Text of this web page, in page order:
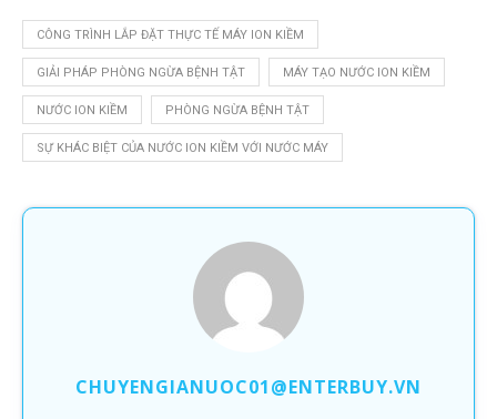
CÔNG TRÌNH LẮP ĐẶT THỰC TẾ MÁY ION KIỀM
GIẢI PHÁP PHÒNG NGỪA BỆNH TẬT MÁY TẠO NƯỚC ION KIỀM
NƯỚC ION KIỀM PHÒNG NGỪA BỆNH TẬT
SỰ KHÁC BIỆT CỦA NƯỚC ION KIỀM VỚI NƯỚC MÁY
CHUYENGIANUOC01@ENTERBUY.VN